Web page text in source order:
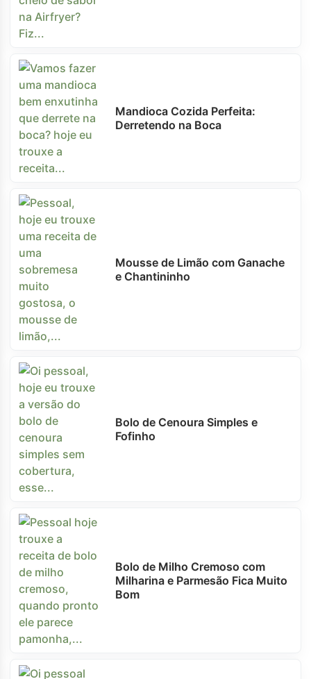
Mandioca Cozida Perfeita:
Derretendo na Boca
Mousse de Limão com Ganache
e Chantininho
Bolo de Cenoura Simples e
Fofinho
Bolo de Milho Cremoso com
Milharina e Parmesão Fica Muito
Bom